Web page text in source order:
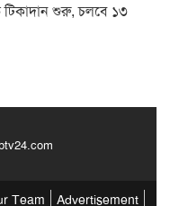
টিকাদান শুরু, চলবে ১৩
Team Advertisement